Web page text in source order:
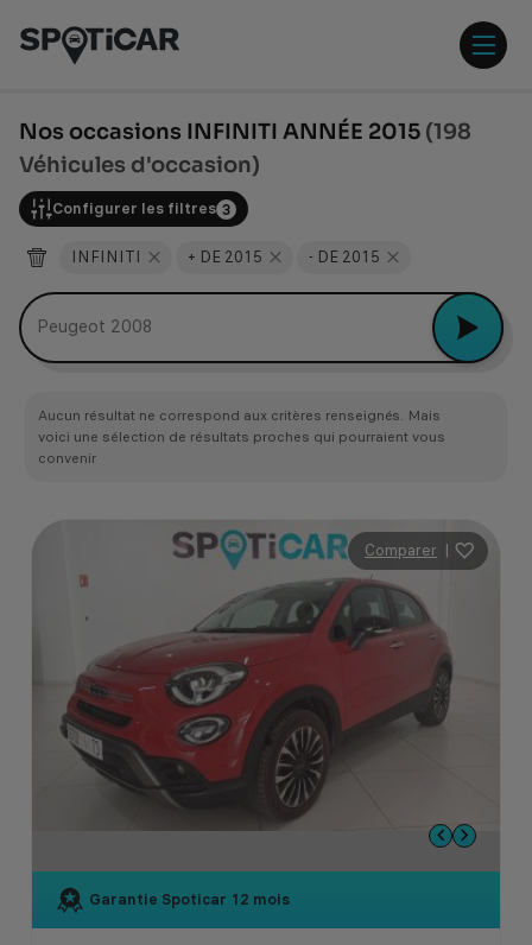
contenu
pied
Nos occasions INFINITI ANNÉE 2015 (198
Véhicules d'occasion)
Configurer les filtres 3
INFINITI + DE 2015 - DE 2015
Aucun résultat ne correspond aux critères renseignés. Mais
voici une sélection de résultats proches qui pourraient vous
convenir
Comparer |
Garantie Spoticar 12 mois